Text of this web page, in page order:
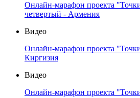
Онлайн-марафон проекта
четвертый - Армения
Видео
Онлайн-марафон проекта
Киргизия
Видео
Онлайн-марафон проекта